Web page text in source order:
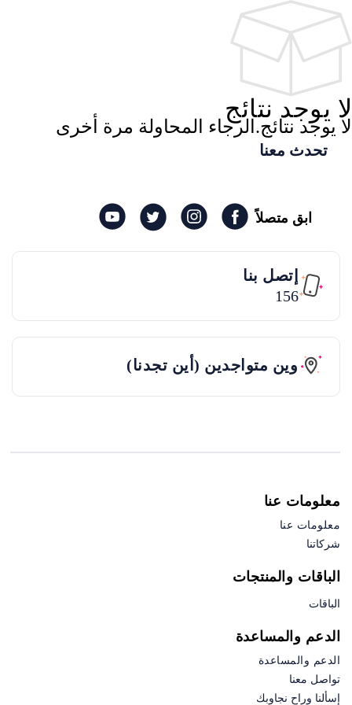
لا يوجد نتائج
لا يوجد نتائج.الرجاء المحاولة مرة أخرى
تحدث معنا
ابق متصلاً
إتصل بنا
156
وين متواجدين (أين تجدنا)
معلومات عنا
معلومات عنا
شركاتنا
الباقات والمنتجات
الباقات
الدعم والمساعدة
الدعم والمساعدة
تواصل معنا
إسألنا وراح نجاوبك